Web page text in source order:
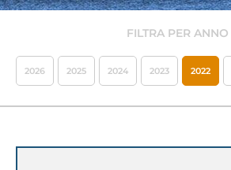
FILTRA PER ANNO
2026 2025 2024 2023 2022